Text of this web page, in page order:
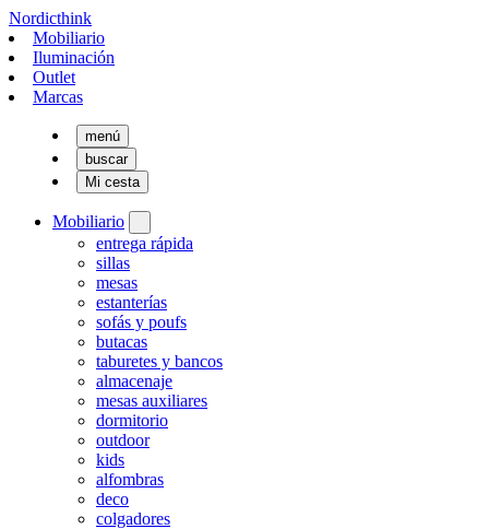
Nordicthink
Mobiliario
Iluminación
Outlet
Marcas
menú
buscar
Mi cesta
Mobiliario
entrega rápida
sillas
mesas
estanterías
sofás y poufs
butacas
taburetes y bancos
almacenaje
mesas auxiliares
dormitorio
outdoor
kids
alfombras
deco
colgadores